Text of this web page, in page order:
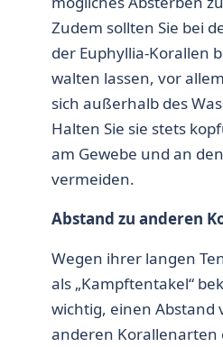
Zudem sollten Sie bei
der Euphyllia-Korallen
walten lassen, vor
sich außerhalb des
Halten Sie sie stets
am Gewebe und an
vermeiden.
Abstand zu anderen
Wegen ihrer langen
als „Kampftentakel“
wichtig, einen Abstand
anderen Korallenarten